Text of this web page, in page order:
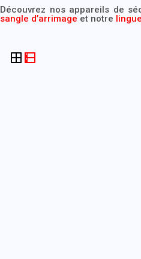
Découvrez nos appareils de
sangle d’arrimage et notre